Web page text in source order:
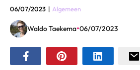
06/07/2023 | Algemeen
Waldo Taekema•06/07/2023